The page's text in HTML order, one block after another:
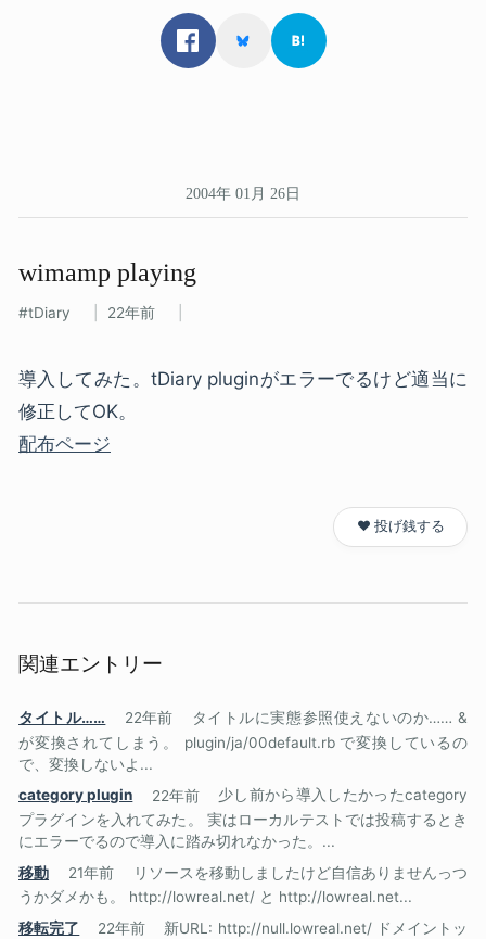
2004年 01月 26日
wimamp playing
tDiary 22年前
導入してみた。tDiary pluginがエラーでるけど適当に
修正してOK。
配布ページ
❤️ 投げ銭する
関連エントリー
タイトル…… 22年前
タイトルに実態参照使えないのか…… &
が変換されてしまう。 plugin/ja/00default.rb で変換しているの
で、変換しないよ...
category plugin
22年前
少し前から導入したかったcategory
プラグインを入れてみた。 実はローカルテストでは投稿するとき
にエラーでるので導入に踏み切れなかった。...
移動
21年前
リソースを移動しましたけど自信ありませんっつ
うかダメかも。 http://lowreal.net/ と http://lowreal.net...
移転完了
22年前
新URL: http://null.lowreal.net/ ドメイントッ